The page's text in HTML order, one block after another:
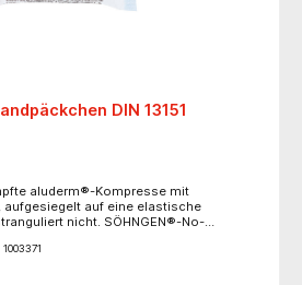
DIN 13151
aluderm®-Kompresse mit
aufgesiegelt auf eine elastische
nicht. SÖHNGEN®-No-
ca. 6 x 8 cm
1003371